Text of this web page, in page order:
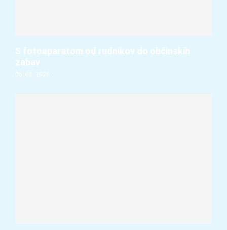
S fotoaparatom od rudnikov do občinskih
zabav
06. 08. 2026